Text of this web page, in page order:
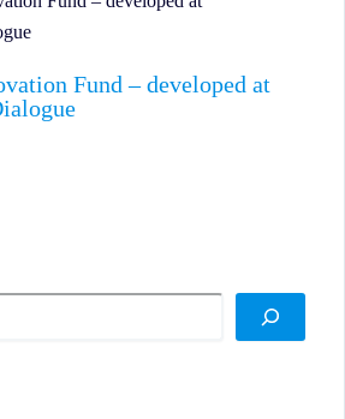
Fund – developed at